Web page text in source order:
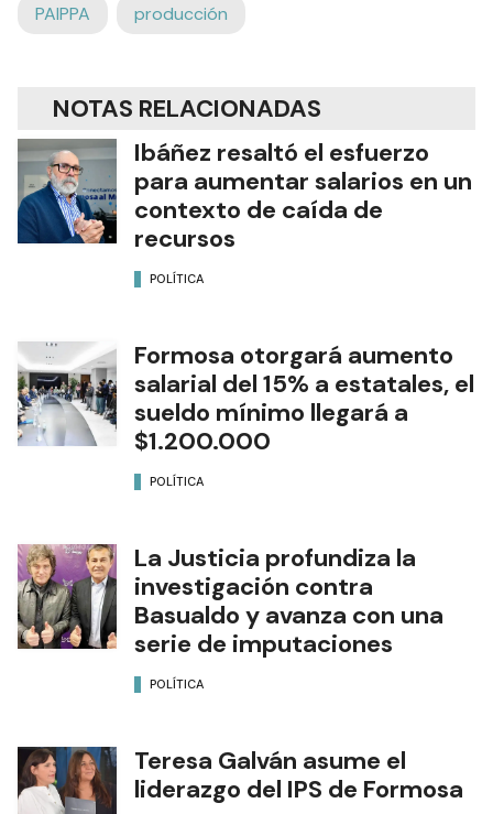
PAIPPA producción
NOTAS RELACIONADAS
Ibáñez resaltó el esfuerzo
para aumentar salarios en un
contexto de caída de
recursos
POLÍTICA
Formosa otorgará aumento
salarial del 15% a estatales, el
sueldo mínimo llegará a
$1.200.000
POLÍTICA
La Justicia profundiza la
investigación contra
Basualdo y avanza con una
serie de imputaciones
POLÍTICA
Teresa Galván asume el
liderazgo del IPS de Formosa